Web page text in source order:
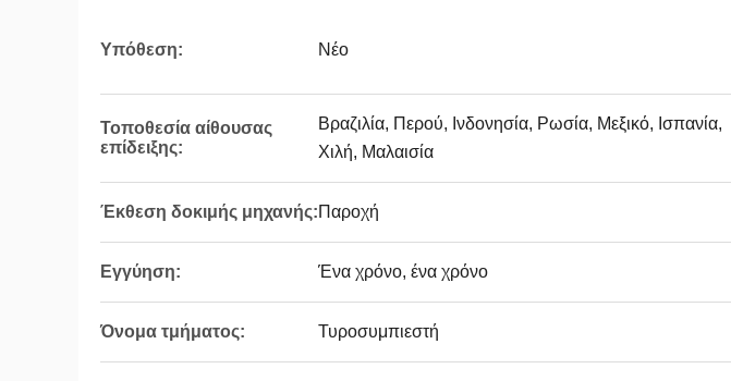
Υπόθεση: Νέο
Τοποθεσία αίθουσας
επίδειξης:
Βραζιλία, Περού, Ινδονησία, Ρωσία, Μεξικό, Ισπανία,
Χιλή, Μαλαισία
Έκθεση δοκιμής μηχανής:Παροχή
Εγγύηση: Ένα χρόνο, ένα χρόνο
Όνομα τμήματος: Τυροσυμπιεστή